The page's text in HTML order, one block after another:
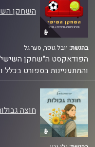
שיעזרו לכם לנהל את
השחקן
בהגשת: יובל גופר, סער גל
הפודאקסט ה"שחקן
והמתעניינות בספורט
תוכלו לשמוע אותנו
הפסיכולוגיות שלהם
יובל גופר וסער גל הם שני
פסיכולוג בהתמחות
וגם פסיכולוג של
חוצה